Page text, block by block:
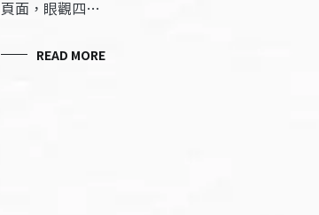
頁面，眼觀四…
READ MORE